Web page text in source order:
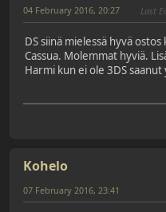
04 February 2016, 20:27 Last
DS siinä mielessä hyvä
Cassua. Molemmat hyviä.
Harmi kun ei ole 3DS
Kohelo
07 February 2016, 23:41